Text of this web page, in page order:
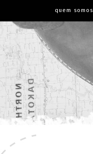
quem somos